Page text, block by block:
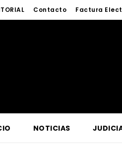
Contacto Factura
NOTICIAS